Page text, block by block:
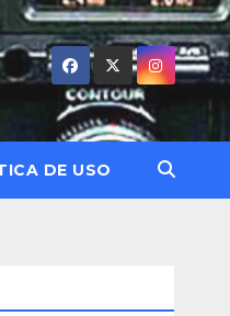
DE USO